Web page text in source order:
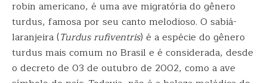
robin americano, é uma ave migratória do gênero
turdus, famosa por seu canto melodioso. O sabiá-
laranjeira(Turdus rufiventris) é a espécie do gênero
turdus mais comum no Brasil e é considerada, desde
o decreto de 03 de outubro de 2002, como a ave